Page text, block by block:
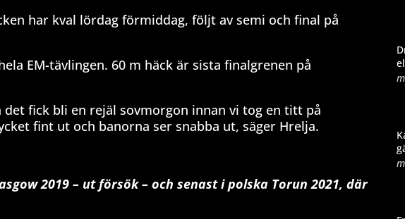
har kval lördag förmiddag, följt av semi och final på
EM-tävlingen. 60 m häck är sista finalgrenen på
det fick bli en rejäl sovmorgon innan vi tog en titt på
fint ut och banorna ser snabba ut, säger Hrelja.
2019 – ut försök – och senast i polska Torun 2021, där